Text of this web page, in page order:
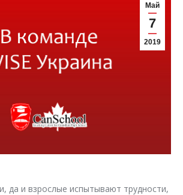
Май
7
2019
да и взрослые испытывают трудности,